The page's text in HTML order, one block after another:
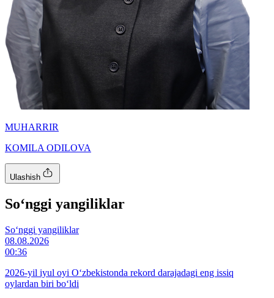
MUHARRIR
KOMILA ODILOVA
Ulashish
So‘nggi yangiliklar
So‘nggi yangiliklar
08.08.2026
00:36
2026-yil iyul oyi O‘zbekistonda rekord darajadagi eng issiq
oylardan biri bo‘ldi